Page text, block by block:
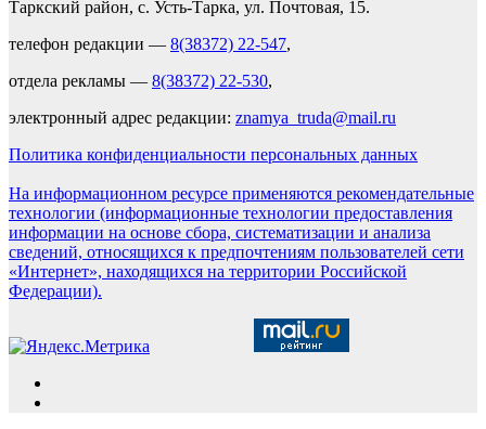
Таркский район, с. Усть-Тарка, ул. Почтовая, 15.
телефон редакции — 8(38372) 22-547,
отдела рекламы — 8(38372) 22-530,
электронный адрес редакции: znamya_truda@mail.ru
Политика конфиденциальности персональных данных
На информационном ресурсе применяются рекомендательные
технологии (информационные технологии предоставления
информации на основе сбора, систематизации и анализа
сведений, относящихся к предпочтениям пользователей сети
«Интернет», находящихся на территории Российской
Федерации).